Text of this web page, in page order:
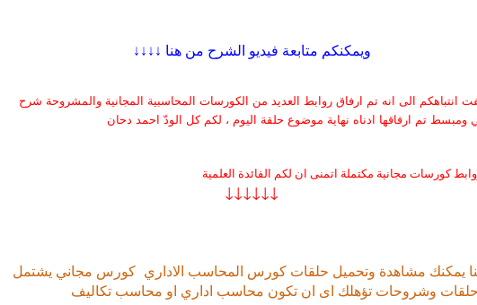
ويمكنكم متابعة فيديو الشرح من هنا ↓↓↓↓
انتباهكم الى انه تم ارفاق روابط العديد من الكورسات المحاسبية المجانية والمشروحة شرح
ومبسط تم ارفاقها ادناه نهاية موضوع حلقة اليوم ، لكم كل الودّ احمد دحان
كورسات مجانية مكتملة اتمنى ان لكم الفائدة العلمية
↓↓↓↓↓↓
يمكنك مشاهدة وتحميل حلقات كورس المحاسب الاداري كورس مجاني يشتمل
وشروحات تؤهلك اى ان تكون محاسب اداري او محاسب تكاليف